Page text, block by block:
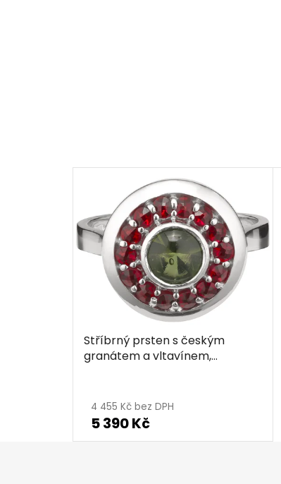
Stříbrný prsten s českým
granátem a vltavínem,
hodnocení
produktu
je
4 455 Kč bez DPH
5 390 Kč